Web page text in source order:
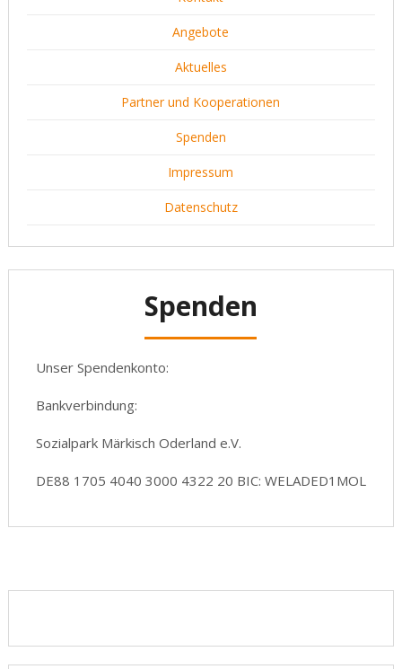
Angebote
Aktuelles
Partner und Kooperationen
Spenden
Impressum
Datenschutz
Spenden
Unser Spendenkonto:
Bankverbindung:
Sozialpark Märkisch Oderland e.V.
DE88 1705 4040 3000 4322 20 BIC: WELADED1MOL